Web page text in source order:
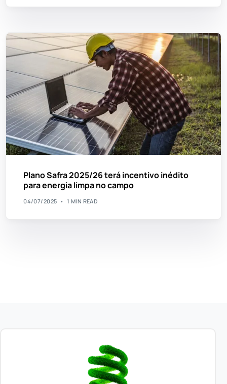
Plano Safra 2025/26 terá incentivo inédito
para energia limpa no campo
04/07/2025 1 MIN READ